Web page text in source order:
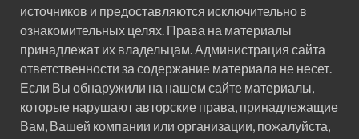
источников и предоставляются исключительно в
ознакомительных целях. Права на материалы
принадлежат их владельцам. Администрация сайта
ответственности за содержание материала не несет.
Если Вы обнаружили на нашем сайте материалы,
которые нарушают авторские права, принадлежащие
Вам, Вашей компании или организации, пожалуйста,